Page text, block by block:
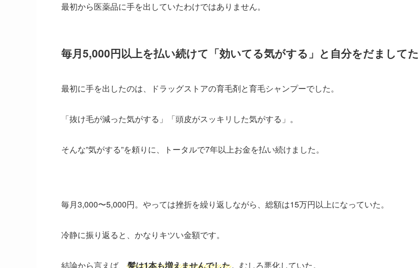
最初から医薬品に手を出していたわけではありません。
毎月5,000円以上を払い続けて「効いてる気がする」と自分をだましてた
最初に手を出したのは、ドラッグストアの育毛剤と育毛シャンプーでした。
「抜け毛が減った気がする」「頭皮がスッキリした気がする」。
そんな”気がする”を頼りに、トータルで7年以上お金を払い続けました。
毎月3,000〜5,000円。やっては挫折を繰り返しながら、総額は15万円以上になっていた。
冷静に振り返ると、かなりキツい金額です。
結論から言えば、 髪は1本も増えませんでした。むしろ悪化していた。